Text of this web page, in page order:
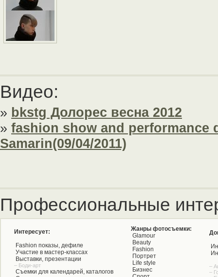
Видео:
» bkstg Долорес весна 2012
» fashion show and performance
Samarin(09/04/2011)
Профессиональные
Интересует:
Fashion показы, дефиле
Участие в мастер-классах
Выставки, презентации
– Боди-арт
Съемки для календарей, каталогов
Жанры фотосъемки:
Glamour
Beauty
Fashion
Портрет
Life style
Бизнес
–
–